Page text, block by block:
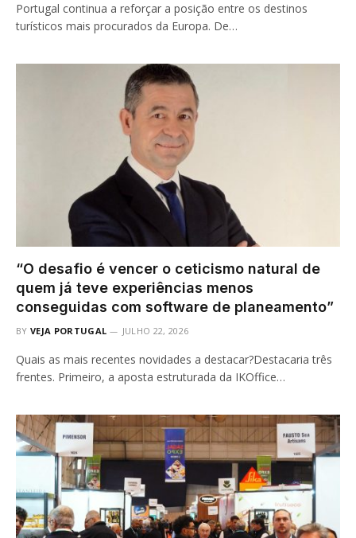
Portugal continua a reforçar a posição entre os destinos
turísticos mais procurados da Europa. De…
“O desafio é vencer o ceticismo natural de
quem já teve experiências menos
conseguidas com software de planeamento”
BY VEJA PORTUGAL JULHO 22, 2026
Quais as mais recentes novidades a destacar?Destacaria três
frentes. Primeiro, a aposta estruturada da IKOffice…